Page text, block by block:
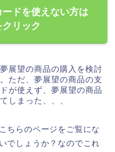
ドを使えない方は
リック
展望の商品の購入を検討
ただ、夢展望の商品の支
が使えず、夢展望の商品
しまった、、、
ちらのページをご覧にな
でしょうか？なのでこれ